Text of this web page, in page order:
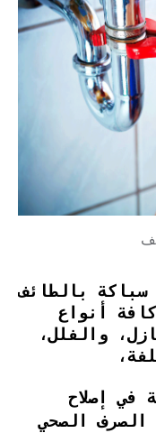
بالطائف
أنواع
والفلل،
في إصلاح
الصرف الصحي